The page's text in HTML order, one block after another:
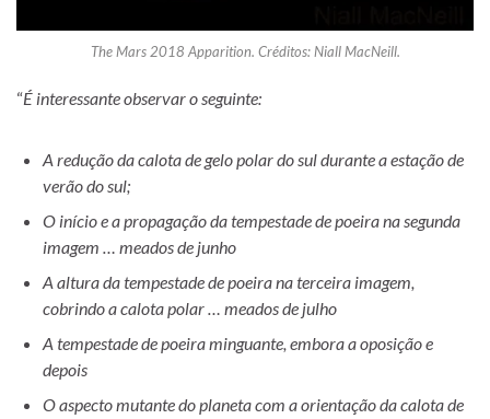
The Mars 2018 Apparition. Créditos: Niall MacNeill.
“É interessante observar o seguinte:
A redução da calota de gelo polar do sul durante a estação de
verão do sul;
O início e a propagação da tempestade de poeira na segunda
imagem … meados de junho
A altura da tempestade de poeira na terceira imagem,
cobrindo a calota polar … meados de julho
A tempestade de poeira minguante, embora a oposição e
depois
O aspecto mutante do planeta com a orientação da calota de